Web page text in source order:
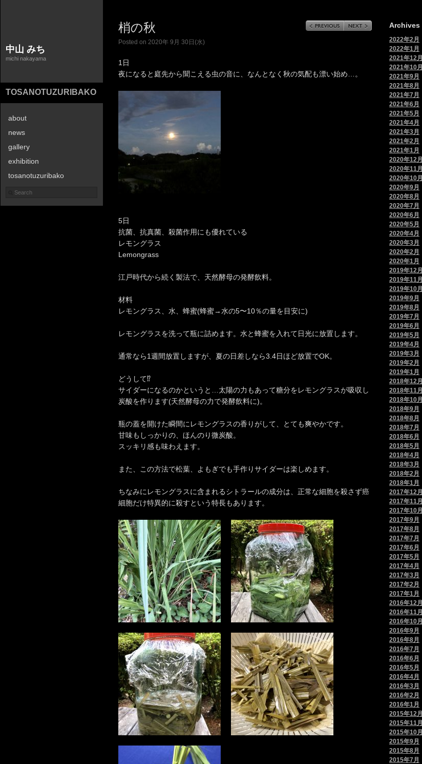
中山 みち
michi nakayama
TOSANOTUZURIBAKO
about
news
gallery
exhibition
tosanotuzuribako
contact
梢の秋
Posted on 2020年 9月 30日(水)
1日
夜になると庭先から聞こえる虫の音に、なんとなく秋の気配も漂い始め…。
5日
抗菌、抗真菌、殺菌作用にも優れている
レモングラス
Lemongrass
江戸時代から続く製法で、天然酵母の発酵飲料。
材料
レモングラス、水、蜂蜜(蜂蜜→水の5〜10％の量を目安に)
レモングラスを洗って瓶に詰めます。水と蜂蜜を入れて日光に放置します。
通常なら1週間放置しますが、夏の日差しなら3.4日ほど放置でOK。
どうして⁉︎
サイダーになるのかというと…太陽の力もあって糖分をレモングラスが吸収し
炭酸を作ります(天然酵母の力で発酵飲料に)。
瓶の蓋を開けた瞬間にレモングラスの香りがして、とても爽やかです。
甘味もしっかりの、ほんのり微炭酸。
スッキリ感も味わえます。
また、この方法で松葉、よもぎでも手作りサイダーは楽しめます。
ちなみにレモングラスに含まれるシトラールの成分は、正常な細胞を殺さず癌
細胞だけ特異的に殺すという特長もあります。
Archives
2022年2月
2022年1月
2021年12月
2021年10月
2021年9月
2021年8月
2021年7月
2021年6月
2021年5月
2021年4月
2021年3月
2021年2月
2021年1月
2020年12月
2020年11月
2020年10月
2020年9月
2020年8月
2020年7月
2020年6月
2020年5月
2020年4月
2020年3月
2020年2月
2020年1月
2019年12月
2019年11月
2019年10月
2019年9月
2019年8月
2019年7月
2019年6月
2019年5月
2019年4月
2019年3月
2019年2月
2019年1月
2018年12月
2018年11月
2018年10月
2018年9月
2018年8月
2018年7月
2018年6月
2018年5月
2018年4月
2018年3月
2018年2月
2018年1月
2017年12月
2017年11月
2017年10月
2017年9月
2017年8月
2017年7月
2017年6月
2017年5月
2017年4月
2017年3月
2017年2月
2017年1月
2016年12月
2016年11月
2016年10月
2016年9月
2016年8月
2016年7月
2016年6月
2016年5月
2016年4月
2016年3月
2016年2月
2016年1月
2015年12月
2015年11月
2015年10月
2015年9月
2015年8月
2015年7月